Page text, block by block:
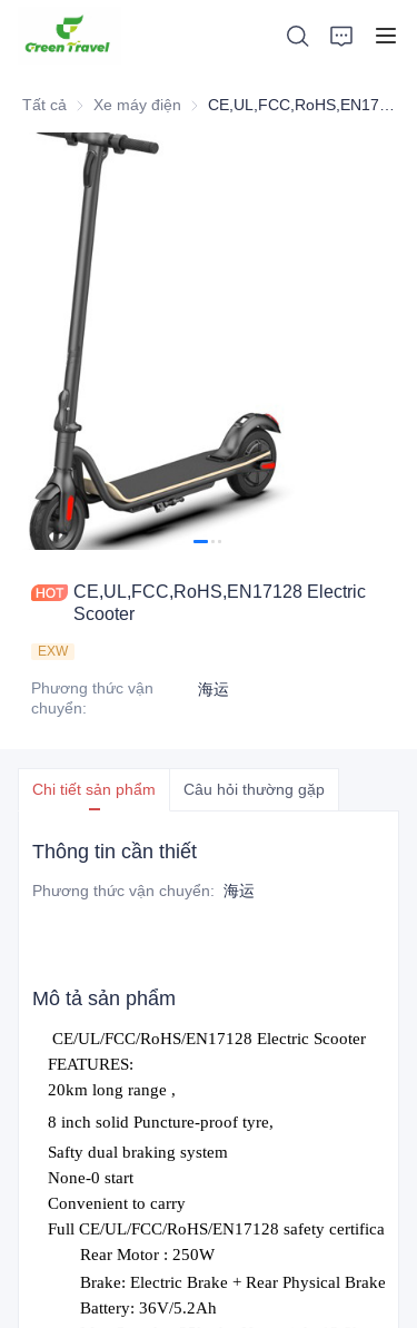
Tất cả Xe máy điện Xe máy điện
CE,UL,FCC,RoHS,EN17128 Electric
Scooter
EXW
Phương thức vận
chuyển:
海运
Chi tiết sản phẩm Câu hỏi thường gặp
Thông tin cần thiết
Phương thức vận chuyển: 海运
Mô tả sản phẩm
CE/UL/FCC/RoHS/EN17128 Electric Scooter
FEATURES:
20km long range ,
8 inch solid Puncture-proof tyre,
Safty dual braking system
None-0 start
Convenient to carry
Full CE/UL/FCC/RoHS/EN17128 safety certification
Rear Motor : 250W
Brake: Electric Brake + Rear Physical Brake
Battery:36V/5.2Ah
Trang chủ
Các sản phẩm
Giới thiệu về chúng tôi
Tin tức và hợp tác
Cơ sở sản xuất và quy trình
Ủng hộ